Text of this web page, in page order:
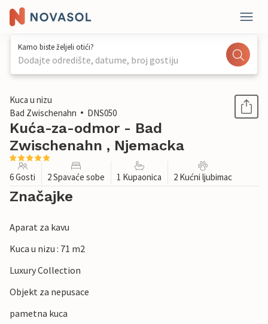
Kamo biste željeli otići?
Dodajte odredište, datume, broj gostiju
1 / 1
Kuca u nizu
Bad Zwischenahn
DNS050
Kuća-za-odmor - Bad
Zwischenahn , Njemacka
6 Gosti 2 Spavaće sobe 1 Kupaonica 2 Kućni ljubimac
Značajke
Aparat za kavu
Kuca u nizu : 71 m2
Luxury Collection
Objekt za nepusace
pametna kuca